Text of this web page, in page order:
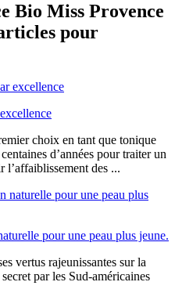
Bio Miss Provence
pour
choix en tant que tonique
d’années pour traiter un
l’affaiblissement des ...
pour une peau plus jeune.
vertus rajeunissantes sur la
par les Sud-américaines